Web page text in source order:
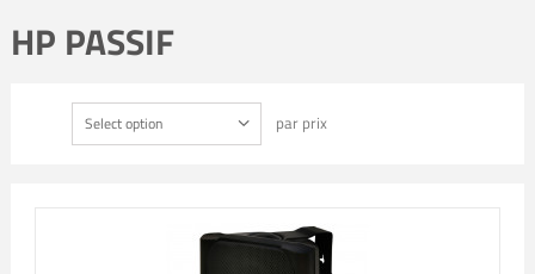
HP PASSIF
Select option par prix